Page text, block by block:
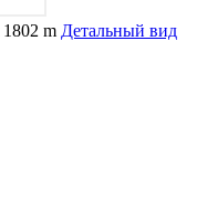
1802 m Детальный вид